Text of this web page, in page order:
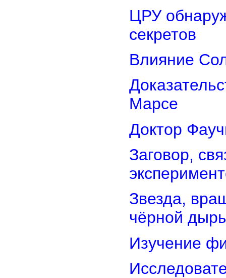
ЦРУ
секретов
Влияние
Марсе
Доктор
Заговор,
Звезда,
чёрной
Изучение